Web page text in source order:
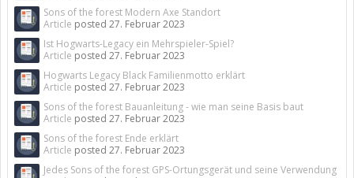
Sons of the forest Modern Axe Standort
Article posted 27. Februar 2023
Ist Hogwarts-Legacy ein Mehrspieler-Spiel?
Article posted 27. Februar 2023
Hogwarts Legacy Black Familienmotto erklärt
Article posted 27. Februar 2023
Sons of the forest Bauanleitung - wie man seine Basis baut
Article posted 27. Februar 2023
Sons of the forest Ende erklärt
Article posted 27. Februar 2023
Jedes Sons of the forest GPS-Ortungsgerät und seine Verwendung